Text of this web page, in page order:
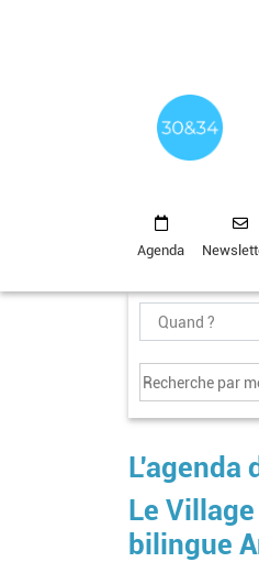
Agenda
L'agenda
Le
bilingue